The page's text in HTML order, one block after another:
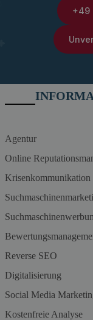
+49
Agentur
Online
Krisenkommunikation
Reverse SEO
Digitalisierung
Social Media
Kostenfreie Analyse